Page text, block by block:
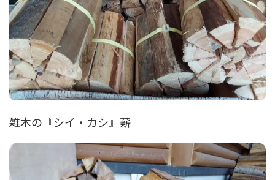
雑木の『シイ・カシ』薪